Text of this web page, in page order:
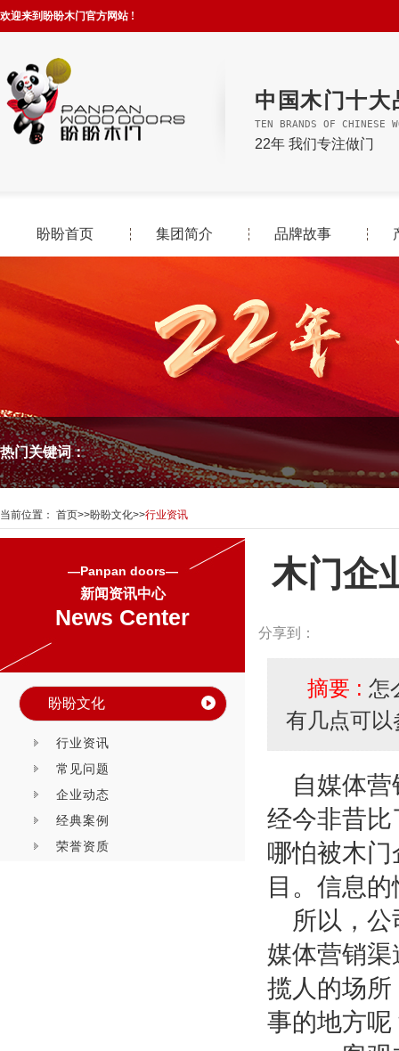
欢迎来到盼盼木门官方网站 !
中国木门十大
TEN BRANDS OF CHINESE
22年 我们专注做门
盼盼首页 集团简介 品牌故事
热门关键词：
当前位置： 首页>>盼盼文化>>行业资讯
—Panpan doors—
新闻资讯中心
News Center
盼盼文化
行业资讯
常见问题
企业动态
经典案例
荣誉资质
木门企
分享到：
摘要 : 怎
有几点可
自媒体
经今非昔
哪怕被木
目。信息
所以，
媒体营销
揽人的场
事的地方呢